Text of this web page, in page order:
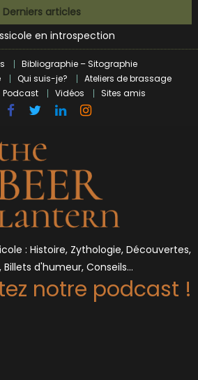
Derniers articles
en introspection
la révolution craft à Marseille
dans le milieu brassicole
Tilray pour une bouchée de pain ?
Bibliographie – Sitographie
Qui suis-je?
Ateliers de brassage
Podcast Vidéos Sites amis
: Histoire, Zythologie, Découvertes,
d'humeur, Conseils…
notre podcast !